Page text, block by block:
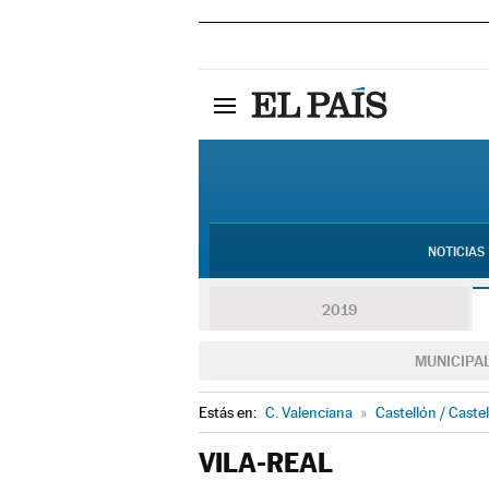
NOTICIAS
2019
Estás en: C. Valenciana » Castellón /
VILA-REAL